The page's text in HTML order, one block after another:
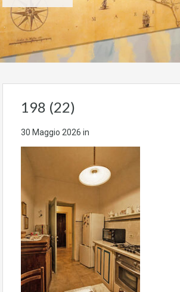
198 (22)
30 Maggio 2026 in